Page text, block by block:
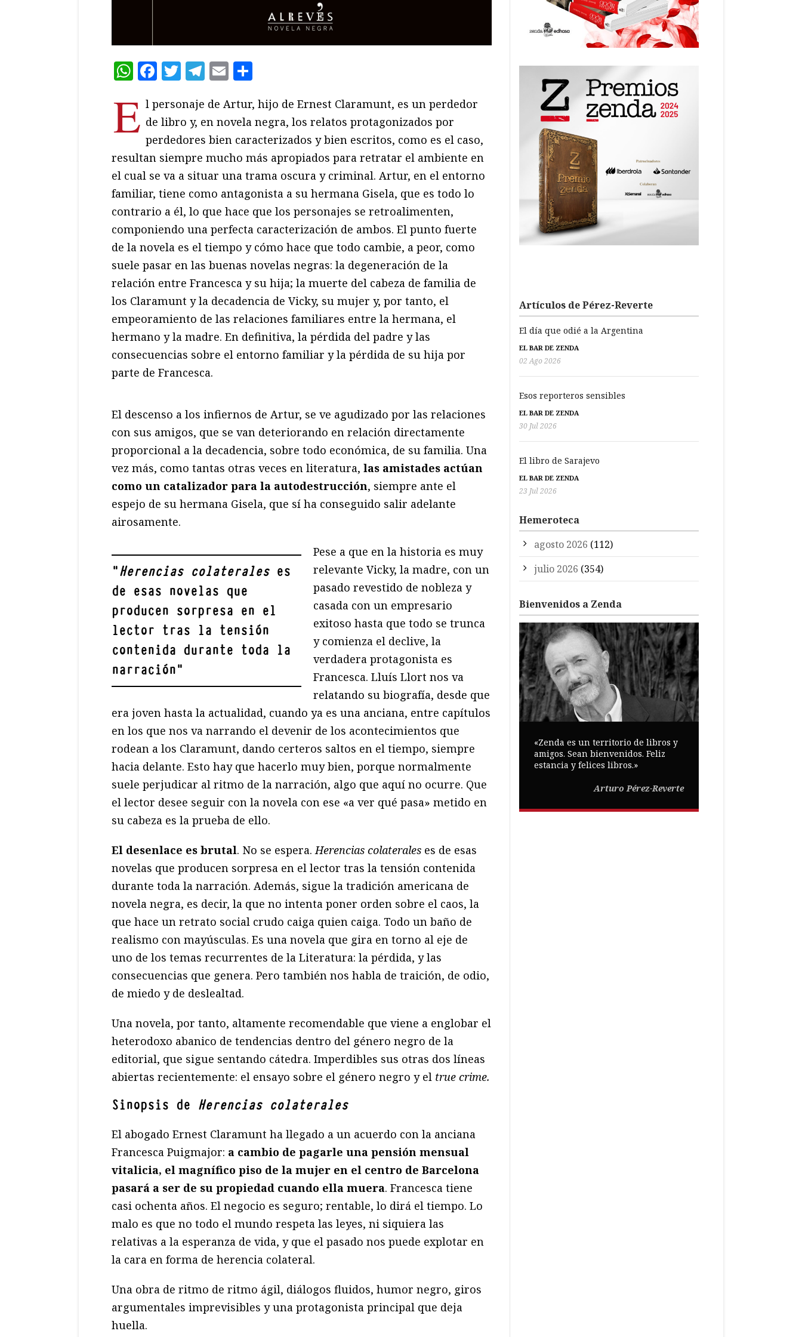
WhatsApp
Facebook
Twitter
Telegram
Email
E l personaje de Artur, hijo de Ernest Claramunt, es un perdedor
de libro y, en novela negra, los relatos protagonizados por
perdedores bien caracterizados y bien escritos, como es el caso,
resultan siempre mucho más apropiados para retratar el ambiente en
el cual se va a situar una trama oscura y criminal. Artur, en el entorno
familiar, tiene como antagonista a su hermana Gisela, que es todo lo
contrario a él, lo que hace que los personajes se retroalimenten,
componiendo una perfecta caracterización de ambos. El punto fuerte
de la novela es el tiempo y cómo hace que todo cambie, a peor, como
suele pasar en las buenas novelas negras: la degeneración de la
relación entre Francesca y su hija; la muerte del cabeza de familia de
los Claramunt y la decadencia de Vicky, su mujer y, por tanto, el
empeoramiento de las relaciones familiares entre la hermana, el
hermano y la madre. En definitiva, la pérdida del padre y las
consecuencias sobre el entorno familiar y la pérdida de su hija por
parte de Francesca.
El descenso a los infiernos de Artur, se ve agudizado por las relaciones
con sus amigos, que se van deteriorando en relación directamente
proporcional a la decadencia, sobre todo económica, de su familia. Una
vez más, como tantas otras veces en literatura, las amistades actúan
como un catalizador para la autodestrucción, siempre ante el
espejo de su hermana Gisela, que sí ha conseguido salir adelante
airosamente.
"Herencias colateraleses
de esas novelas que
producen sorpresa en el
lector tras la tensión
contenida durante toda la
narración"
Pese a que en la historia es muy
relevante Vicky, la madre, con un
pasado revestido de nobleza y
casada con un empresario
exitoso hasta que todo se trunca
y comienza el declive, la
verdadera protagonista es
Francesca. Lluís Llort nos va
relatando su biografía, desde que
era joven hasta la actualidad, cuando ya es una anciana, entre capítulos
en los que nos va narrando el devenir de los acontecimientos que
rodean a los Claramunt, dando certeros saltos en el tiempo, siempre
hacia delante. Esto hay que hacerlo muy bien, porque normalmente
suele perjudicar al ritmo de la narración, algo que aquí no ocurre. Que
el lector desee seguir con la novela con ese «a ver qué pasa» metido en
su cabeza es la prueba de ello.
El desenlace es brutal. No se espera. Herencias colaterales es de esas
novelas que producen sorpresa en el lector tras la tensión contenida
durante toda la narración. Además, sigue la tradición americana de
novela negra, es decir, la que no intenta poner orden sobre el caos, la
que hace un retrato social crudo caiga quien caiga. Todo un baño de
realismo con mayúsculas. Es una novela que gira en torno al eje de
uno de los temas recurrentes de la Literatura: la pérdida, y las
consecuencias que genera. Pero también nos habla de traición, de odio,
de miedo y de deslealtad.
Una novela, por tanto, altamente recomendable que viene a englobar el
heterodoxo abanico de tendencias dentro del género negro de la
editorial, que sigue sentando cátedra. Imperdibles sus otras dos líneas
abiertas recientemente: el ensayo sobre el género negro y el true crime.
Sinopsis de Herencias colaterales
El abogado Ernest Claramunt ha llegado a un acuerdo con la anciana
Francesca Puigmajor: a cambio de pagarle una pensión mensual
vitalicia, el magnífico piso de la mujer en el centro de Barcelona
pasará a ser de su propiedad cuando ella muera. Francesca tiene
casi ochenta años. El negocio es seguro; rentable, lo dirá el tiempo. Lo
malo es que no todo el mundo respeta las leyes, ni siquiera las
relativas a la esperanza de vida, y que el pasado nos puede explotar en
la cara en forma de herencia colateral.
Una obra de ritmo de ritmo ágil, diálogos fluidos, humor negro, giros
argumentales imprevisibles y una protagonista principal que deja
huella.
Artículos de Pérez-Reverte
El día que odié a la Argentina
EL BAR DE ZENDA
02 Ago 2026
Esos reporteros sensibles
EL BAR DE ZENDA
30 Jul 2026
El libro de Sarajevo
EL BAR DE ZENDA
23 Jul 2026
Hemeroteca
agosto 2026 (112)
julio 2026 (354)
Bienvenidos a Zenda
«Zenda es un territorio de libros y
amigos. Sean bienvenidos. Feliz
estancia y felices libros.»
Arturo Pérez-Reverte